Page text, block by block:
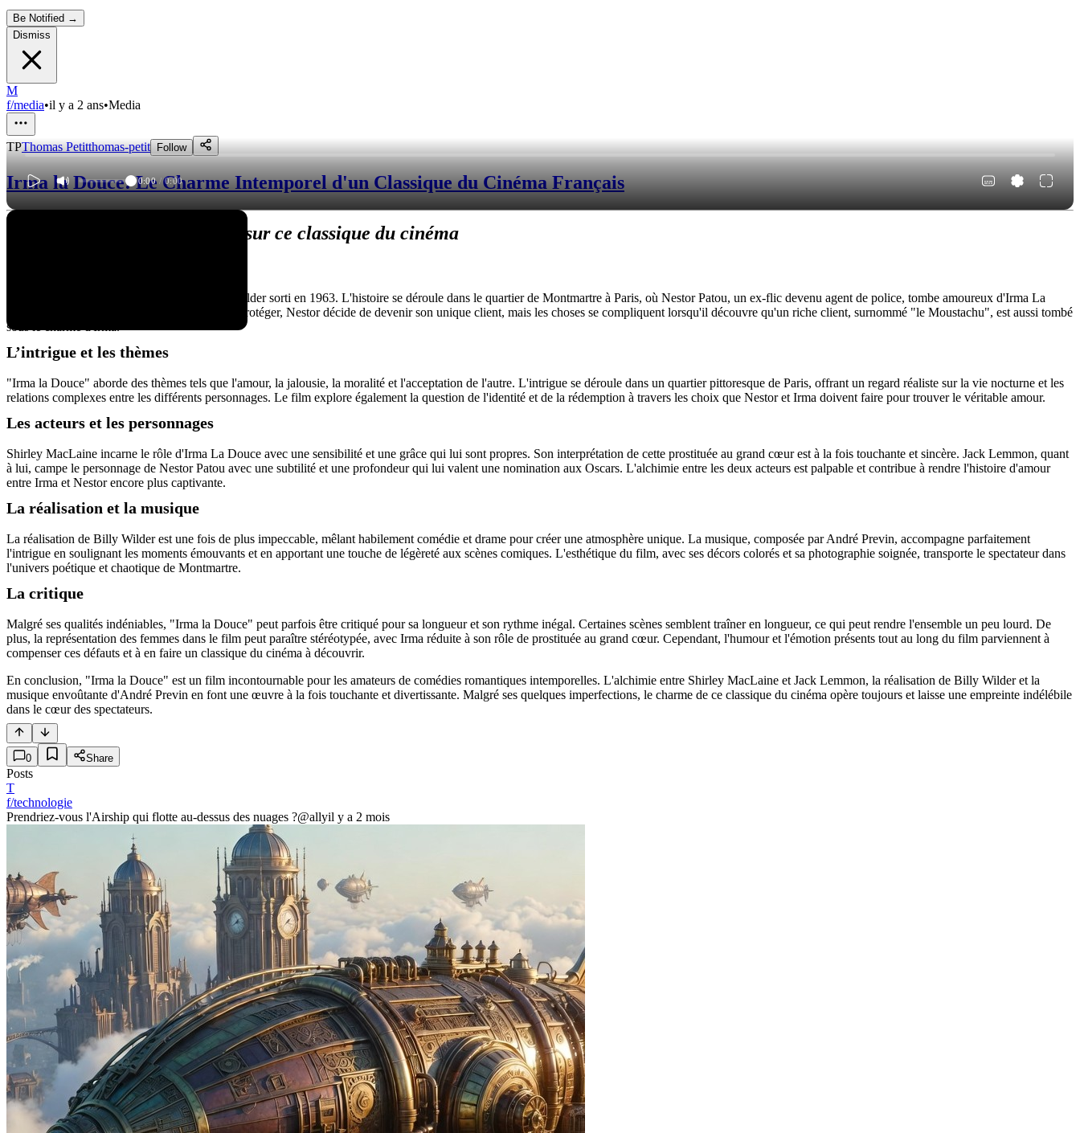
Be Notified →
Dismiss
M
f/media•il y a 2 ans•Media
TPThomas Petitthomas-petit Follow
Irma la Douce: Le Charme Intemporel d'un Classique du Cinéma Français
0:00 / 0:00
"Irma la Douce" : Un regard sur ce classique du cinéma
"Irma la Douce" est un film réalisé par Billy Wilder sorti en 1963. L'histoire se déroule dans le quartier de Montmartre à Paris, où Nestor Patou, un ex-flic devenu agent de police, tombe amoureux d'Irma La
Douce, une prostituée au grand cœur. Pour la protéger, Nestor décide de devenir son unique client, mais les choses se compliquent lorsqu'il découvre qu'un riche client, surnommé "le Moustachu", est aussi tombé
sous le charme d'Irma.
L’intrigue et les thèmes
"Irma la Douce" aborde des thèmes tels que l'amour, la jalousie, la moralité et l'acceptation de l'autre. L'intrigue se déroule dans un quartier pittoresque de Paris, offrant un regard réaliste sur la vie nocturne et les
relations complexes entre les différents personnages. Le film explore également la question de l'identité et de la rédemption à travers les choix que Nestor et Irma doivent faire pour trouver le véritable amour.
Les acteurs et les personnages
Shirley MacLaine incarne le rôle d'Irma La Douce avec une sensibilité et une grâce qui lui sont propres. Son interprétation de cette prostituée au grand cœur est à la fois touchante et sincère. Jack Lemmon, quant
à lui, campe le personnage de Nestor Patou avec une subtilité et une profondeur qui lui valent une nomination aux Oscars. L'alchimie entre les deux acteurs est palpable et contribue à rendre l'histoire d'amour
entre Irma et Nestor encore plus captivante.
La réalisation et la musique
La réalisation de Billy Wilder est une fois de plus impeccable, mêlant habilement comédie et drame pour créer une atmosphère unique. La musique, composée par André Previn, accompagne parfaitement
l'intrigue en soulignant les moments émouvants et en apportant une touche de légèreté aux scènes comiques. L'esthétique du film, avec ses décors colorés et sa photographie soignée, transporte le spectateur dans
l'univers poétique et chaotique de Montmartre.
La critique
Malgré ses qualités indéniables, "Irma la Douce" peut parfois être critiqué pour sa longueur et son rythme inégal. Certaines scènes semblent traîner en longueur, ce qui peut rendre l'ensemble un peu lourd. De
plus, la représentation des femmes dans le film peut paraître stéréotypée, avec Irma réduite à son rôle de prostituée au grand cœur. Cependant, l'humour et l'émotion présents tout au long du film parviennent à
compenser ces défauts et à en faire un classique du cinéma à découvrir.
En conclusion, "Irma la Douce" est un film incontournable pour les amateurs de comédies romantiques intemporelles. L'alchimie entre Shirley MacLaine et Jack Lemmon, la réalisation de Billy Wilder et la
musique envoûtante d'André Previn en font une œuvre à la fois touchante et divertissante. Malgré ses quelques imperfections, le charme de ce classique du cinéma opère toujours et laisse une empreinte indélébile
dans le cœur des spectateurs.
0 Share
Posts
T
f/technologie
Prendriez-vous l'Airship qui flotte au-dessus des nuages ?@allyil y a 2 mois